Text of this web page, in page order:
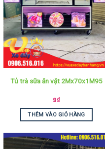
Tủ trà sữa ăn vặt 2Mx70x1M95
9₫
THÊM VÀO GIỎ HÀNG